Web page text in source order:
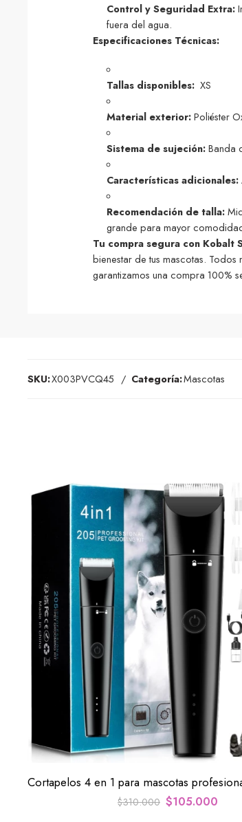
Control y Seguridad Extra:
fuera del agua.
Especificaciones Técnicas:
Tallas disponibles:XS
Material exterior:Poliéster
Sistema de sujeción:Banda
Características adicionales:
Recomendación de talla:
grande para mayor
Tu compra segura con Kobalt
bienestar de tus mascotas.
garantizamos una compra 100%
SKU:X003PVCQ45 Categoría:Mascotas
$310.000 $105.000